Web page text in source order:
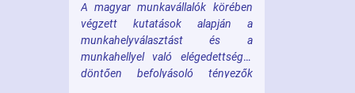
A magyar munkavállalók körében
végzett kutatások alapján a
munkahelyválasztást és a
munkahellyel való elégedettséget
döntően befolyásoló tényezők